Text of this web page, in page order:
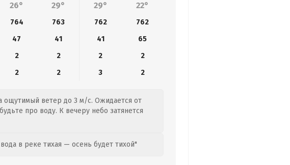
26° 29° 29° 22°
764 763 762
762
47 41 41
65
2 2 2
2
2 2 3 2
ощутимый ветер до 3 м/с. Ожидается от
про воду. К вечеру небо затянется
в реке тихая — осень будет тихой"